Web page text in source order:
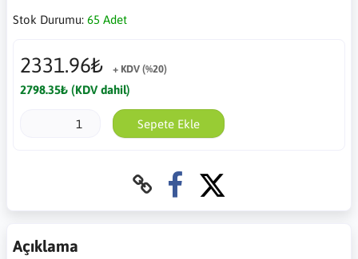
Stok Durumu: 65 Adet
2331.96₺ + KDV (%20)
2798.35₺ (KDV dahil)
Sepete Ekle
Açıklama